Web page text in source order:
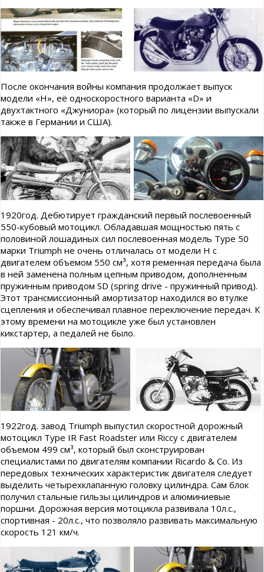
После окончания войны компания продолжает выпуск
модели «Н», её односкоростного варианта «D» и
двухтактного «Джуниора» (который по лицензии выпускали
также в Германии и США).
1920год. Дебютирует гражданский первый послевоенный
550-кубовый мотоцикл. Обладавшая мощностью пять с
половиной лошадиных сил послевоенная модель Type 50
марки Triumph не очень отличалась от модели Н с
двигателем объемом 550 см³, хотя ременная передача была
в ней заменена полным цепным приводом, дополненным
пружинным приводом SD (spring drive - пружинный привод).
Этот трансмиссионный амортизатор находился во втулке
сцепления и обеспечивал плавное переключение передач. К
этому времени на мотоцикле уже был установлен
кикстартер, а педалей не было.
1922год. завод Triumph выпустил скоростной дорожный
мотоцикл Туре IR Fast Roadster или Riccy с двигателем
объемом 499 см³, который был сконструирован
специалистами по двигателям компании Ricardo & Со. Из
передовых технических характеристик двигателя следует
выделить четырехклапанную головку цилиндра. Сам блок
получил стальные гильзы цилиндров и алюминиевые
поршни. Дорожная версия мотоцикла развивала 10л.с.,
спортивная - 20л.с., что позволяло развивать максимальную
скорость 121 км/ч.